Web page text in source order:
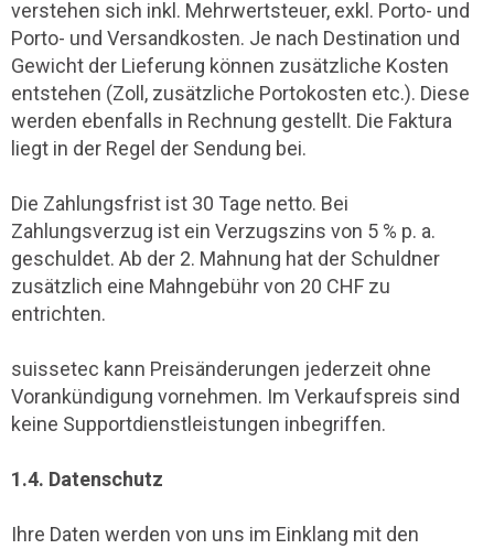
verstehen sich inkl. Mehrwertsteuer, exkl. Porto- und
Porto- und Versandkosten. Je nach Destination und
Gewicht der Lieferung können zusätzliche Kosten
entstehen (Zoll, zusätzliche Portokosten etc.). Diese
werden ebenfalls in Rechnung gestellt. Die Faktura
liegt in der Regel der Sendung bei.
Die Zahlungsfrist ist 30 Tage netto. Bei
Zahlungsverzug ist ein Verzugszins von 5 % p. a.
geschuldet. Ab der 2. Mahnung hat der Schuldner
zusätzlich eine Mahngebühr von 20 CHF zu
entrichten.
suissetec kann Preisänderungen jederzeit ohne
Vorankündigung vornehmen. Im Verkaufspreis sind
keine Supportdienstleistungen inbegriffen.
1.4. Datenschutz
Ihre Daten werden von uns im Einklang mit den